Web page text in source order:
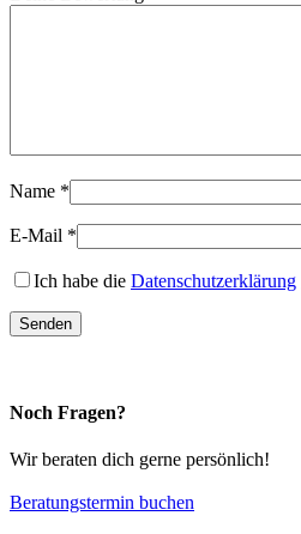
Name *
E-Mail *
Ich habe die Datenschutzerklärung
Noch Fragen?
Wir beraten dich gerne persönlich!
Beratungstermin buchen